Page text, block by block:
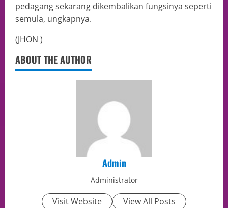
pedagang sekarang dikembalikan fungsinya seperti
semula, ungkapnya.
(JHON )
ABOUT THE AUTHOR
Admin
Administrator
Visit Website View All Posts